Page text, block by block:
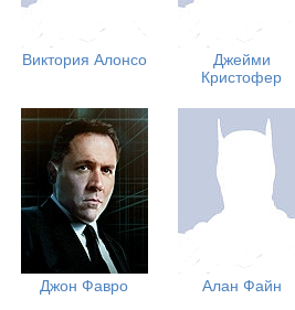
Виктория Алонсо
Джейми
Кристофер
Джон Фавро Алан Файн